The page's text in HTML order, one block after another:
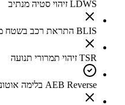
LDWS זיהוי סטיה מנתיב
BLIS התראת רכב בשטח מת
TSR זיהוי תמרורי תנועה
AEB Reverse בלימה אוטונומית בנסיעה לאחור